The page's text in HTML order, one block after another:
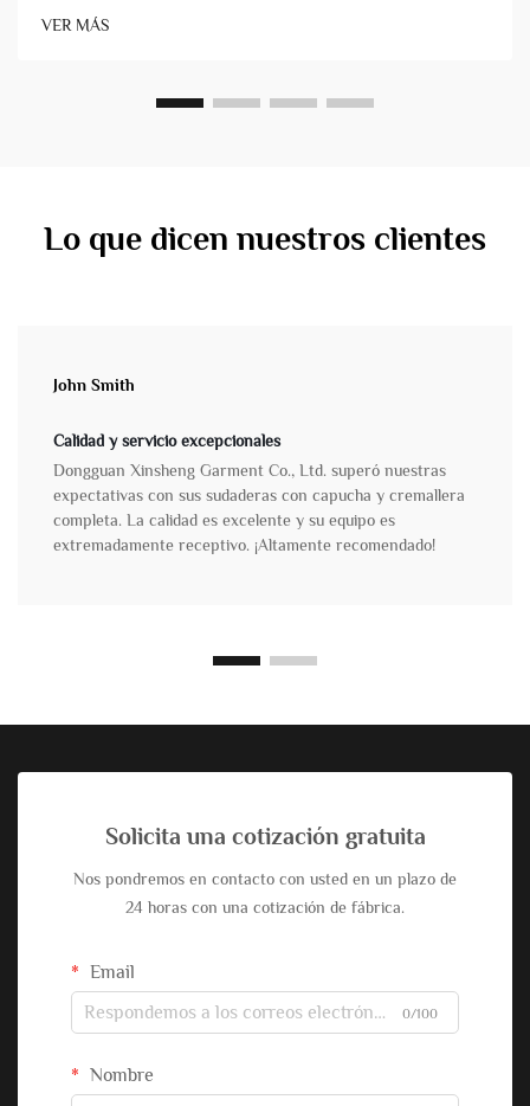
entre un lanzamiento exitoso y una experiencia estresante
plagada de retrasos y problemas de calidad. No todos&...
VER MÁS
Lo que dicen nuestros clientes
John Smith
Calidad y servicio excepcionales
Dongguan Xinsheng Garment Co., Ltd. superó nuestras
expectativas con sus sudaderas con capucha y cremallera
completa. La calidad es excelente y su equipo es
extremadamente receptivo. ¡Altamente recomendado!
Solicita una cotización gratuita
Nos pondremos en contacto con usted en un plazo de
24 horas con una cotización de fábrica.
Email
0/100
Nombre